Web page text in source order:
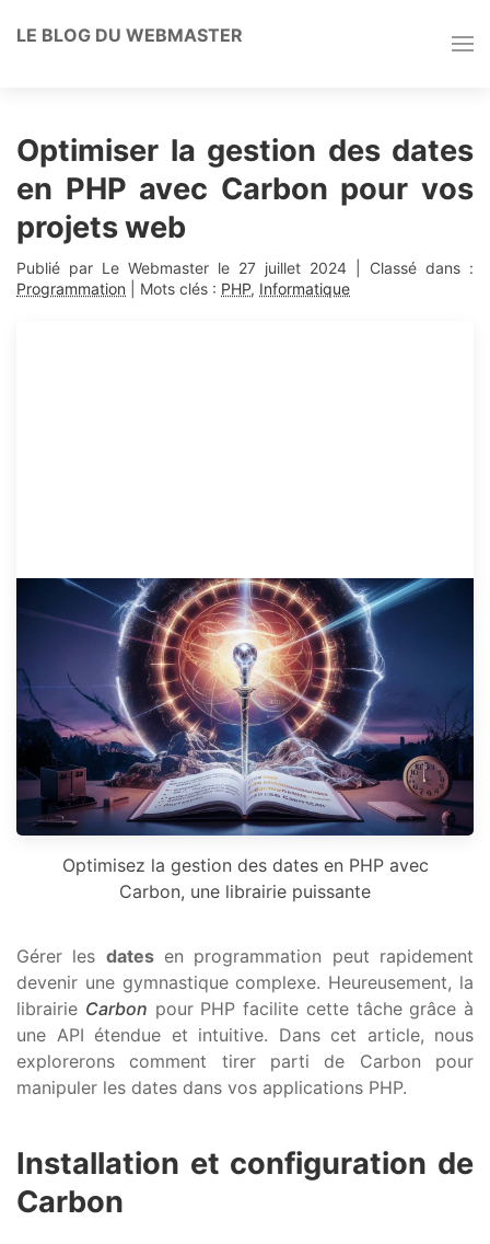
LE BLOG DU WEBMASTER
Optimiser la gestion des dates
en PHP avec Carbon pour vos
projets web
Publié par Le Webmaster le 27 juillet 2024
| Classé dans :
Programmation | Mots clés : PHP, Informatique
Optimisez la gestion des dates en PHP avec
Carbon, une librairie puissante
Gérer les datesen programmation peut rapidement
devenir une gymnastique complexe. Heureusement, la
librairie Carbon pour PHP facilite cette tâche grâce à
une API étendue et intuitive. Dans cet article, nous
explorerons comment tirer parti de Carbon pour
manipuler les dates dans vos applications PHP.
Installation et configuration de
Carbon